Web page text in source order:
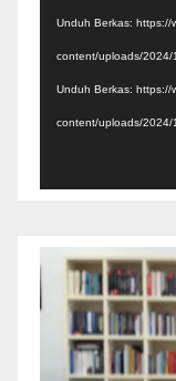
Unduh Berkas: https://
content/uploads/2024/
Unduh Berkas: https://
content/uploads/2024/
Pemutar
Video